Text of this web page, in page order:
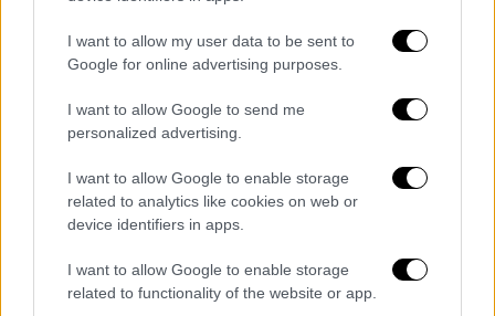
I want to allow my user data to be sent to
Google for online advertising purposes.
I want to allow Google to send me
personalized advertising.
I want to allow Google to enable storage
related to analytics like cookies on web or
device identifiers in apps.
I want to allow Google to enable storage
related to functionality of the website or app.
να είναι επωφελείς για την Ελλάδα. Η
επιβεβαίωση της στήριξης ύψους 140 εκατ.
ευρώ από την Ευρωπαϊκή Τράπεζα
Επενδύσεων έρχεται ύστερα μια διαδικασία
ενδελεχούς αξιολόγησης και
προκύψουν από το μεγαλύτερο επενδυτικό
πρόγραμμα στην ιστορία του λιμανιού του
Η πρώτη δόση ύψους 100 εκατ. ευρώ